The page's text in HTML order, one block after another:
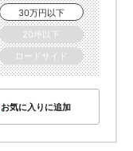
30万円以下
20坪以下
ロードサイド
お気に入りに追加